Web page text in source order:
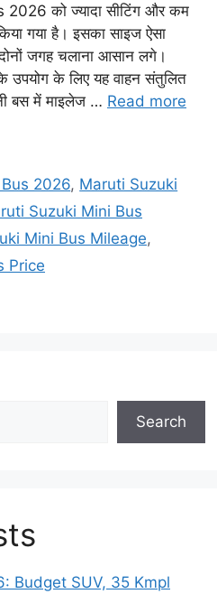
को ज्यादा सीटिंग और कम
गया है। इसका साइज ऐसा
जगह चलाना आसान लगे।
उपयोग के लिए यह वाहन संतुलित
बस में माइलेज … Read more
2026, Maruti Suzuki
Suzuki Mini Bus
Mini Bus Mileage,
Price
Search
Budget SUV, 35 Kmpl